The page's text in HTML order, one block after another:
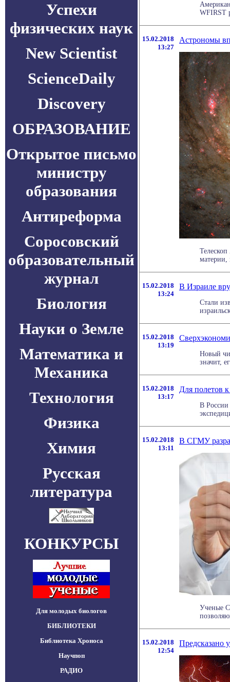
Успехи
физических наук
New Scientist
ScienceDaily
Discovery
ОБРАЗОВАНИЕ
Открытое письмо
министру
образования
Антиреформа
Соросовский
образовательный
журнал
Биология
Науки о Земле
Математика и
Механика
Технология
Физика
Химия
Русская
литература
КОНКУРСЫ
Для молодых биологов
БИБЛИОТЕКИ
Библиотека Хроноса
Научпоп
РАДИО
WFIRST
15.02.2018
13:27
Астрономы
материи,
15.02.2018
13:24
В Израиле
Стали
15.02.2018
13:19
Новый
значит,
15.02.2018
13:17
Для полетов
В России
15.02.2018
13:11
В СГМУ
Ученые
15.02.2018
12:54
Предсказано